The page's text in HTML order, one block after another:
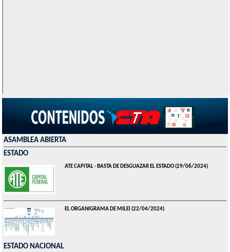
ASAMBLEA ABIERTA
ESTADO
ATE CAPITAL - BASTA DE DESGUAZAR EL ESTADO(29/06/2024)
EL ORGANIGRAMA DE MILEI (22/04/2024)
ESTADO NACIONAL